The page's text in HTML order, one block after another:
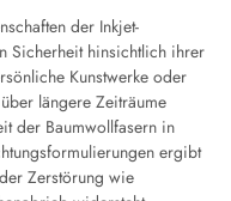
der Inkjet-
Sicherheit hinsichtlich ihrer
Kunstwerke oder
längere Zeiträume
der Baumwollfasern in
ergibt
Zerstörung wie